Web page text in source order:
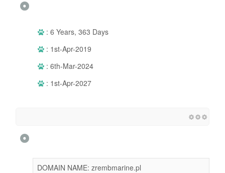
: 6 Years, 363 Days
: 1st-Apr-2019
: 6th-Mar-2024
: 1st-Apr-2027
DOMAIN NAME: zrembmarine.pl